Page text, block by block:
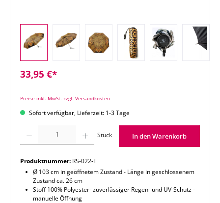
33,95 €*
Preise inkl. MwSt. zzgl. Versandkosten
Sofort verfügbar, Lieferzeit: 1-3 Tage
Stück In den Warenkorb
Produktnummer: RS-022-T
Ø 103 cm in geöffnetem Zustand - Länge in geschlossenem
Zustand ca. 26 cm
Stoff 100% Polyester- zuverlässiger Regen- und UV-Schutz -
manuelle Öffnung